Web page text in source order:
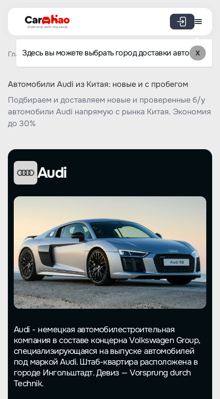
Агрегатор авто под заказ
Здесь вы можете выбрать город доставки авто X
Главная Список брендов Audi
Автомобили Audi из Китая: новые и с пробегом
Подбираем и доставляем новые и проверенные б/у
автомобили Audi напрямую с рынка Китая. Экономия
до 30%
Audi
Audi - немецкая автомобилестроительная
компания в составе концерна Volkswagen Group,
специализирующаяся на выпуске автомобилей
под маркой Audi. Штаб-квартира расположена в
городе Ингольштадт. Девиз — Vorsprung durch
Technik.